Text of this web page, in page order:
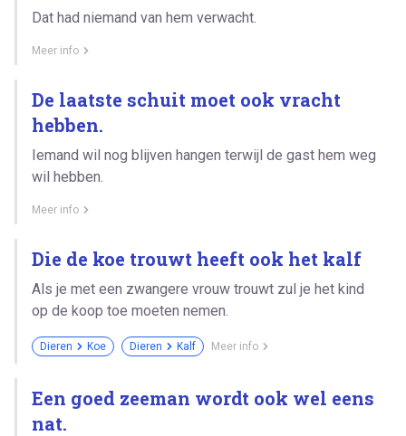
Dat had niemand van hem verwacht.
Meer info
De laatste schuit moet ook vracht
hebben.
Iemand wil nog blijven hangen terwijl de gast hem weg
wil hebben.
Meer info
Die de koe trouwt heeft ook het kalf
Als je met een zwangere vrouw trouwt zul je het kind
op de koop toe moeten nemen.
Dieren Koe Dieren Kalf Meer info
Een goed zeeman wordt ook wel eens
nat.